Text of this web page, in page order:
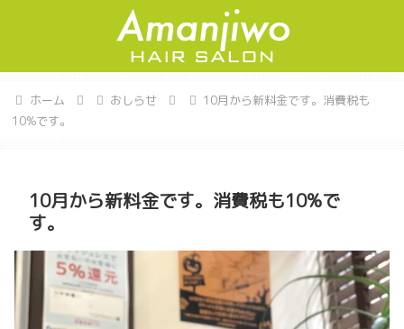
ホーム おしらせ
10月から新料金です。消費税も
10%です。
10月から新料金です。消費税も10%で
す。